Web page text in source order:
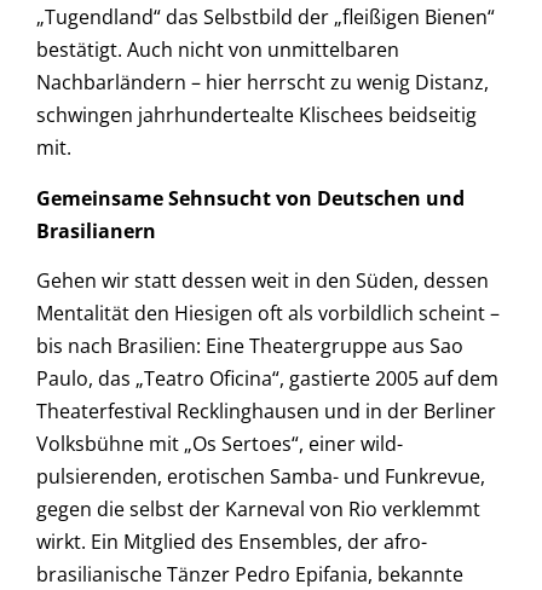
„Tugendland“ das Selbstbild der „fleißigen Bienen“
bestätigt. Auch nicht von unmittelbaren
Nachbarländern – hier herrscht zu wenig Distanz,
schwingen jahrhundertealte Klischees beidseitig
mit.
Gemeinsame Sehnsucht von Deutschen und
Brasilianern
Gehen wir statt dessen weit in den Süden, dessen
Mentalität den Hiesigen oft als vorbildlich scheint –
bis nach Brasilien: Eine Theatergruppe aus Sao
Paulo, das „Teatro Oficina“, gastierte 2005 auf dem
Theaterfestival Recklinghausen und in der Berliner
Volksbühne mit „Os Sertoes“, einer wild-
pulsierenden, erotischen Samba- und Funkrevue,
gegen die selbst der Karneval von Rio verklemmt
wirkt. Ein Mitglied des Ensembles, der afro-
brasilianische Tänzer Pedro Epifania, bekannte